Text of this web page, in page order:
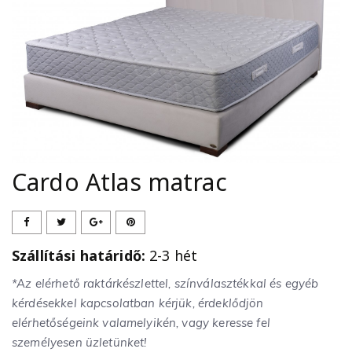
Cardo Atlas matrac
Szállítási határidő: 2-3 hét
*Az elérhető raktárkészlettel, színválasztékkal és egyéb
kérdésekkel kapcsolatban kérjük, érdeklődjön
elérhetőségeink valamelyikén, vagy keresse fel
személyesen üzletünket!